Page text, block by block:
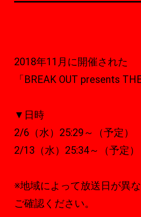
2018年11月に開催された
「BREAK OUT presents
▼日時
2/6（水）25:29～（予定）
2/13（水）25:34～（予定）
※地域によって放送日が異
ご確認ください。